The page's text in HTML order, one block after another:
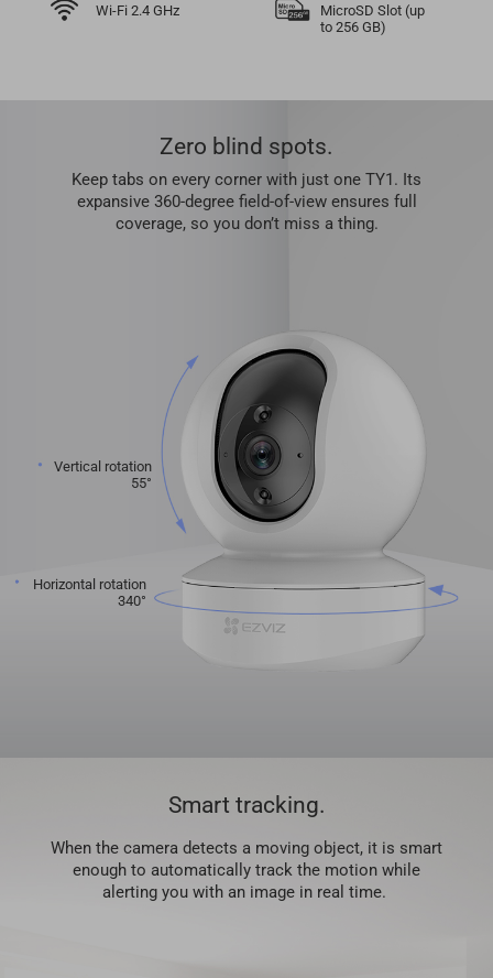
Wi-Fi 2.4 GHz
MicroSD Slot (up
to 256 GB)
Zero blind spots.
Keep tabs on every corner with just one TY1. Its
expansive 360-degree field-of-view ensures full
coverage, so you don’t miss a thing.
Vertical rotation
55°
Horizontal rotation
340°
Smart tracking.
When the camera detects a moving object, it is smart
enough to automatically track the motion while
alerting you with an image in real time.